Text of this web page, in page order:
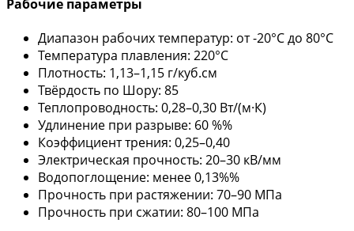
Рабочие параметры
Диапазон рабочих температур: от -20°С до 80°С
Температура плавления: 220°С
Плотность: 1,13–1,15 г/куб.см
Твёрдость по Шору: 85
Теплопроводность: 0,28–0,30 Вт/(м·К)
Удлинение при разрыве: 60 %%
Коэффициент трения: 0,25–0,40
Электрическая прочность: 20–30 кВ/мм
Водопоглощение: менее 0,13%%
Прочность при растяжении: 70–90 МПа
Прочность при сжатии: 80–100 МПа